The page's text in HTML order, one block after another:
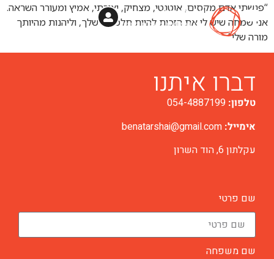
“פגשתי אדם מקסים, אוטנטי, מצחיק, יצירתי, אמיץ ומעורר השראה.
אני שמחה שיש לי את הזכות להיות תלמידה שלך, וליהנות מהיותך
מורה שלי”
דברו איתנו
טלפון: 054-4887199
אימייל: benatarshai@gmail.com
עקלתון 6, הוד השרון
שם פרטי
שם משפחה